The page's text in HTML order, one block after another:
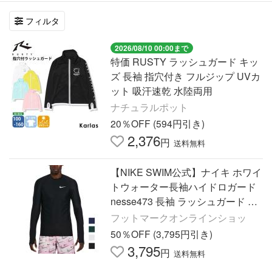
フィルタ
2026/08/10 00:00まで
特価 RUSTY ラッシュガード キッ
ズ 長袖 指穴付き フルジップ UVカ
ット 吸汗速乾 水陸両用
ナチュラルポット
20％OFF (594円引き)
2,376円 送料無料
【NIKE SWIM公式】ナイキ ホワイ
トウォーター長袖ハイドロガード
nesse473 長袖 ラッシュガード UP
F S M L XL スイミング UV メンズ
男性 水着 フットマーク
フットマークオンラインショッ
50％OFF (3,795円引き)
3,795円 送料無料